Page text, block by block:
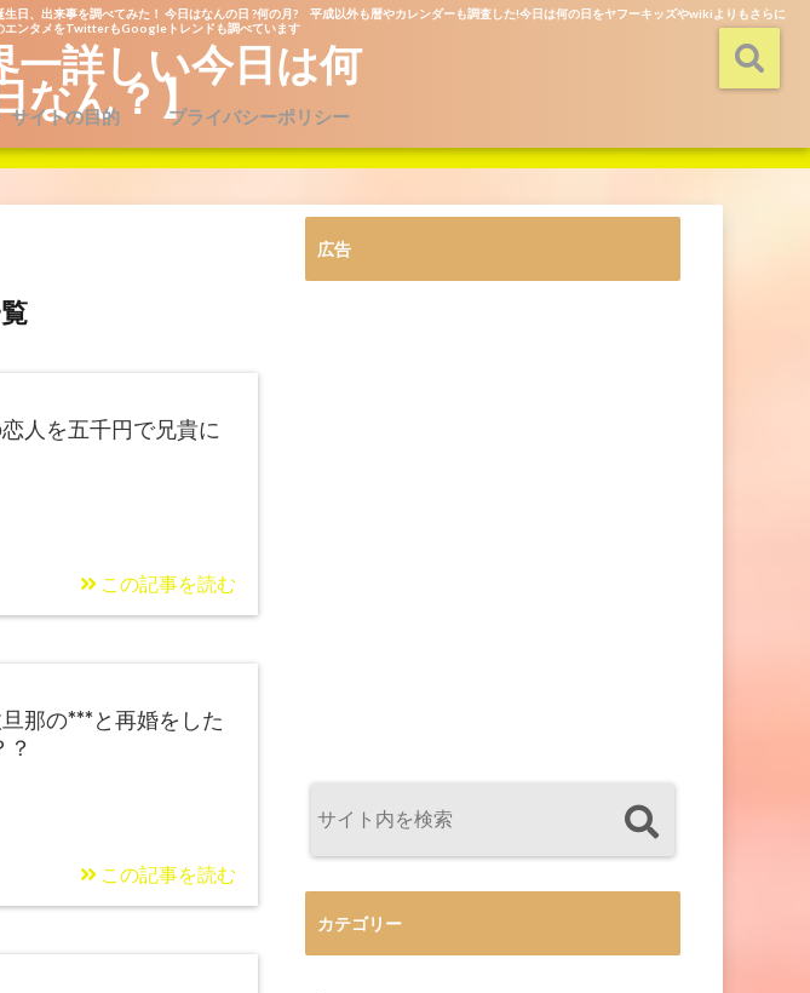
、出来事を調べてみた！ 今日はなんの日 ?何の月? 平成以外も暦やカレンダーも調査した!今日は何の日をヤフーキッズやwikiよりもさらに
エンタメをTwitterもGoogleトレンドも調べています
一詳しい今日は何
なん？】
サイトの目的 プライバシーポリシー
人を五千円で兄貴に
この記事を読む
那の***と再婚をした
この記事を読む
広告
カテゴリー